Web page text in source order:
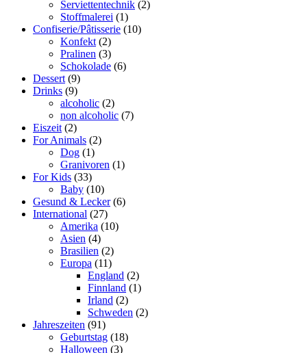
Serviettentechnik (2)
Stoffmalerei (1)
Confiserie/Pâtisserie (10)
Konfekt (2)
Pralinen (3)
Schokolade (6)
Dessert (9)
Drinks (9)
alcoholic (2)
non alcoholic (7)
Eiszeit (2)
For Animals (2)
Dog (1)
Granivoren (1)
For Kids (33)
Baby (10)
Gesund & Lecker(6)
International (27)
Amerika (10)
Asien (4)
Brasilien (2)
Europa (11)
England (2)
Finnland (1)
Irland (2)
Schweden (2)
Jahreszeiten (91)
Geburtstag (18)
Halloween (3)